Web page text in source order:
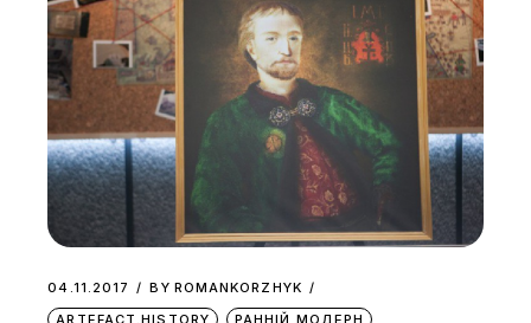
04.11.2017 BY ROMANKORZHYK
ARTEFACT.HISTORY
РАННІЙ МОДЕРН